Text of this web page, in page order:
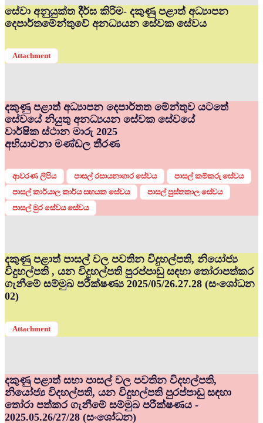
සේවා අනුයුක්ත දීර්ඝ කිරිම- දකුණු පළාත් අධ්‍යාපන
දෙපාර්තමේන්තුවේ අනධ්‍යයන සේවක සේවය
Attachment
දකුණු පළාත් අධ්‍යාපන දෙපාර්තත මේන්තුව යටතේ
සේවයේ නියුතු අනධ්‍යයන සේවක සේවයේ
වාර්ෂික ස්ථාන මාරු 2025
අභියාචනා මණ්ඩල තීරණ
ආවරණ ලිපිය පාසල් රසායනාගාර සේවය
පාසල් කම්කරු සේවය
පාසල් කාර්යාල කාර්ය සහයක සේවය
පාසල් පුස්තකාල සේවය
පාසල් මුර සේවය සේවය
දකුණු පළාත් පාසල් වල පවතින විදුහල්පති, නියෝජ්‍ය
විදුහල්පති , යන විදුහල්පති පුරප්පාඩු සඳහා තෝරාපත්කර
ගැනීමේ සම්මුඛ පරීක්ෂණ්‍ය 2025/05/26.27.28 (සංශෝධන
02)
Attachment
දකුණු පළාත් සභා පාසල් වල පවතින විදහල්පති,
නියෝජ්‍ය විදහල්පති, යන විදුහල්පති පුරප්පාඩු සඳහා
තෝරා පත්කර ගැනීමේ සම්මුඛ පරීක්ෂණය -
2025.05.26/27/28 (සංශෝධන)